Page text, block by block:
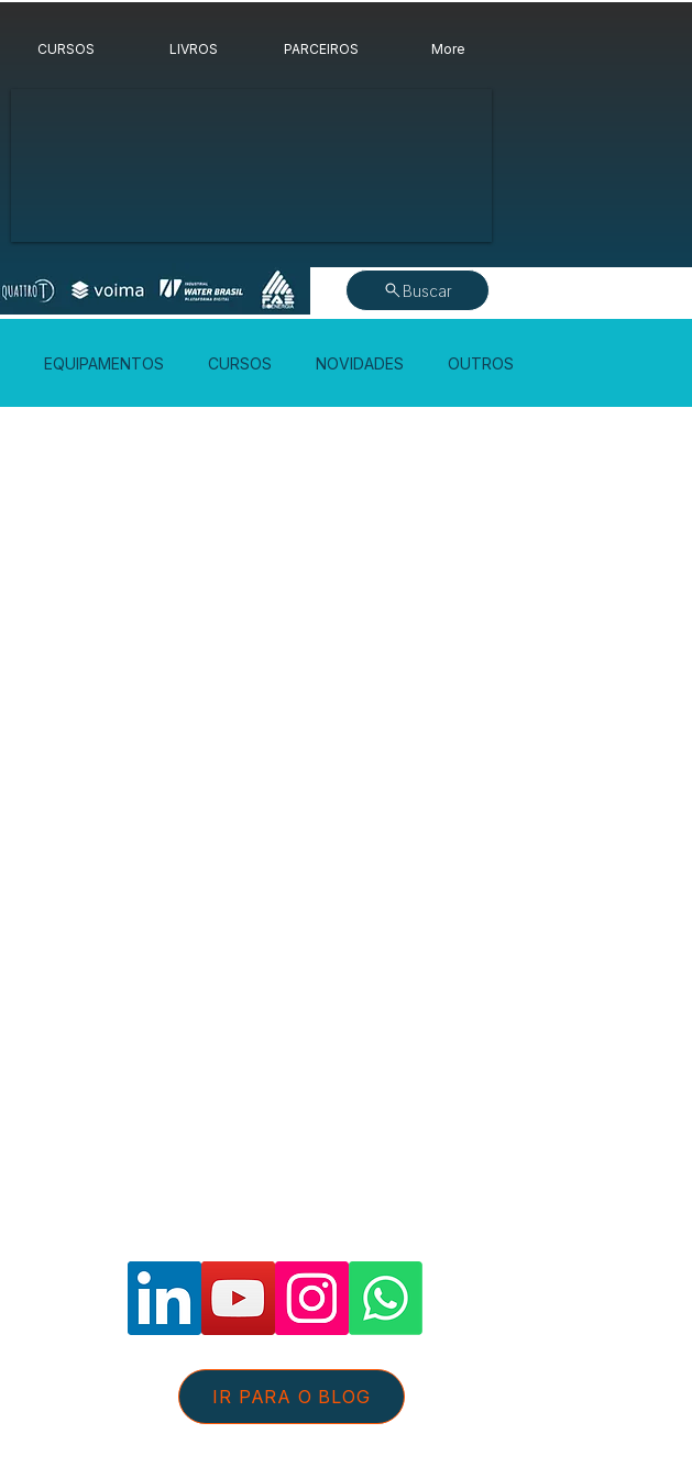
CURSOS LIVROS PARCEIROS More
Buscar
EQUIPAMENTOS CURSOS NOVIDADES OUTROS
IR PARA O BLOG